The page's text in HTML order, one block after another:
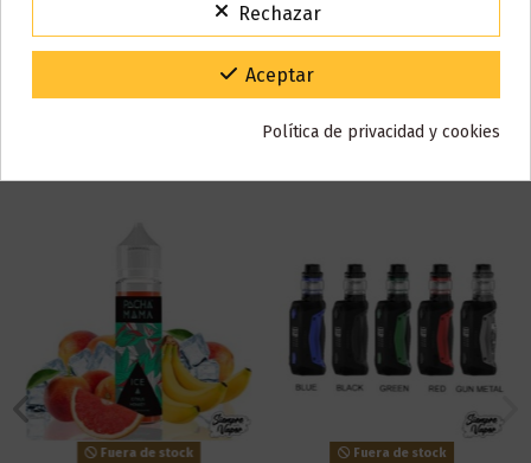
También puede que te guste
Fuera de stock Fuera de stock
Código:VACACIONES15
Gracias por tu paciencia y por seguir confiando en nosotros.
Rechazar
Aceptar
Política de privacidad y cookies